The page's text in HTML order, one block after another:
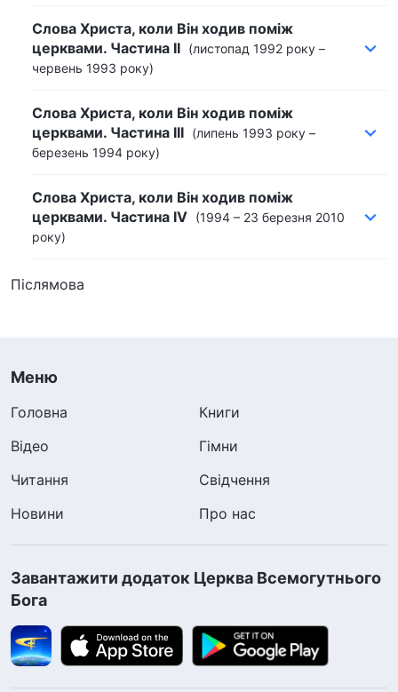
Слова Христа, коли Він ходив поміж
церквами. Частина II (листопад 1992 року –
червень 1993 року)
Слова Христа, коли Він ходив поміж
церквами. Частина III (липень 1993 року –
березень 1994 року)
Слова Христа, коли Він ходив поміж
церквами. Частина IV (1994 – 23 березня 2010
року)
Післямова
Меню
Головна
Книги
Відео
Гімни
Читання
Свідчення
Новини
Про нас
Завантажити додаток Церква Всемогутнього
Бога